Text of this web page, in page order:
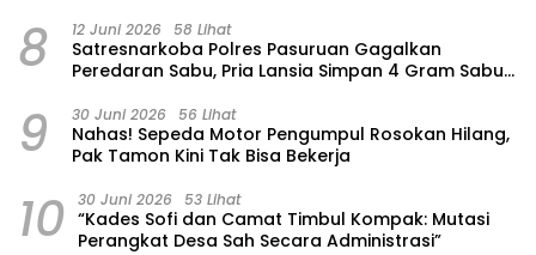
8 12 Juni 2026 58 Lihat
Satresnarkoba Polres Pasuruan Gagalkan
Peredaran Sabu, Pria Lansia Simpan 4 Gram Sabu
9 30 Juni 2026 56 Lihat
‎Nahas! Sepeda Motor Pengumpul Rosokan Hilang,
Pak Tamon Kini Tak Bisa Bekerja
10 30 Juni 2026 53 Lihat
“Kades Sofi dan Camat Timbul Kompak: Mutasi
Perangkat Desa Sah Secara Administrasi”